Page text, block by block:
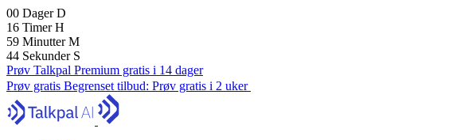
00 DagerD
16 TimerH
59 MinutterM
43 Sekunder S
Prøv Talkpal Premium gratis i 14 dager
Prøv gratis Begrenset tilbud: Prøv gratis i 2 uker